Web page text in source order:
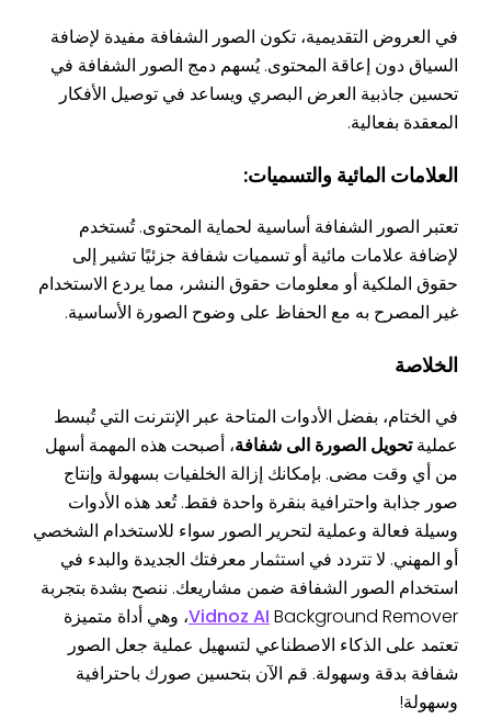
في العروض التقديمية، تكون الصور الشفافة مفيدة لإضافة
السياق دون إعاقة المحتوى. يُسهم دمج الصور الشفافة في
تحسين جاذبية العرض البصري ويساعد في توصيل الأفكار
المعقدة بفعالية.
العلامات المائية والتسميات:
تعتبر الصور الشفافة أساسية لحماية المحتوى. تُستخدم
لإضافة علامات مائية أو تسميات شفافة جزئيًا تشير إلى
حقوق الملكية أو معلومات حقوق النشر، مما يردع الاستخدام
غير المصرح به مع الحفاظ على وضوح الصورة الأساسية.
الخلاصة
في الختام، بفضل الأدوات المتاحة عبر الإنترنت التي تُبسط
عمليةتحويل الصورة الى شفافة، أصبحت هذه المهمة أسهل
من أي وقت مضى. بإمكانك إزالة الخلفيات بسهولة وإنتاج
صور جذابة واحترافية بنقرة واحدة فقط. تُعد هذه الأدوات
وسيلة فعالة وعملية لتحرير الصور سواء للاستخدام الشخصي
أو المهني. لا تتردد في استثمار معرفتك الجديدة والبدء في
استخدام الصور الشفافة ضمن مشاريعك. ننصح بشدة بتجربة
Vidnoz AIBackground Remover، وهي أداة متميزة
تعتمد على الذكاء الاصطناعي لتسهيل عملية جعل الصور
شفافة بدقة وسهولة. قم الآن بتحسين صورك باحترافية
وسهولة!